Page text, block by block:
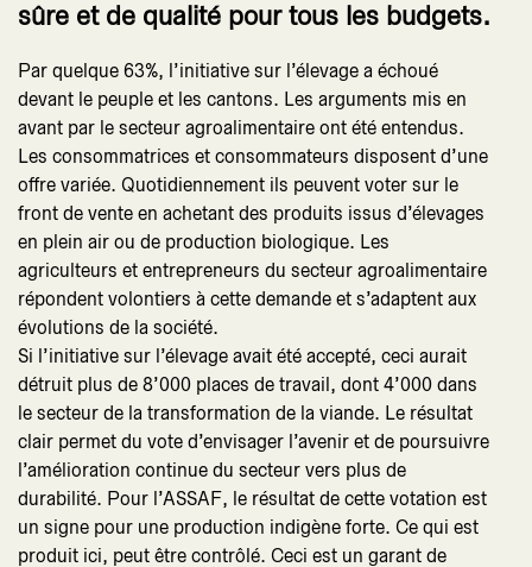
sûre et de qualité pour tous les budgets.
Par quelque 63%, l’initiative sur l’élevage a échoué
devant le peuple et les cantons. Les arguments mis en
avant par le secteur agroalimentaire ont été entendus.
Les consommatrices et consommateurs disposent d’une
offre variée. Quotidiennement ils peuvent voter sur le
front de vente en achetant des produits issus d’élevages
en plein air ou de production biologique. Les
agriculteurs et entrepreneurs du secteur agroalimentaire
répondent volontiers à cette demande et s’adaptent aux
évolutions de la société.
Si l’initiative sur l’élevage avait été accepté, ceci aurait
détruit plus de 8’000 places de travail, dont 4’000 dans
le secteur de la transformation de la viande. Le résultat
clair permet du vote d’envisager l’avenir et de poursuivre
l’amélioration continue du secteur vers plus de
durabilité. Pour l’ASSAF, le résultat de cette votation est
un signe pour une production indigène forte. Ce qui est
produit ici, peut être contrôlé. Ceci est un garant de